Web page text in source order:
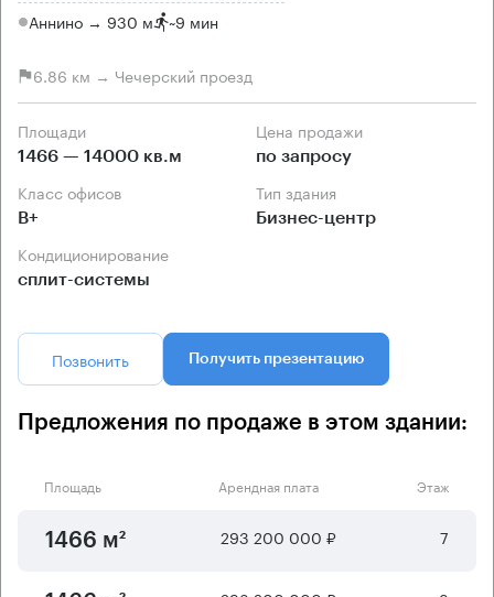
Аннино → 930 м ~9 мин
6.86 км → Чечерский проезд
Площади
1466 — 14000 кв.м
Цена продажи
по запросу
Класс офисов
B+
Тип здания
Бизнес-центр
Кондиционирование
сплит-системы
Позвонить Получить презентацию
Предложения по продаже в этом здании:
Площадь Арендная плата Этаж
1466 м² 293 200 000 ₽ 7